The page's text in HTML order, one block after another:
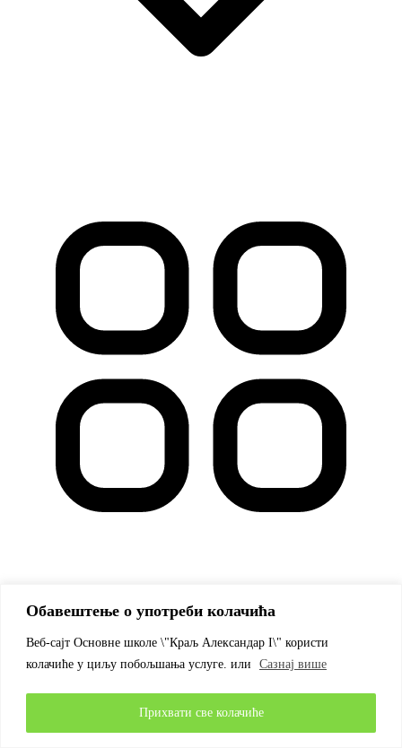
Обавештење о употреби колачића
Веб-сајт Основне школе \"Краљ Александар I\" користи
колачиће у циљу побољшања услуге. или
Сазнај више
Прихвати све колачиће